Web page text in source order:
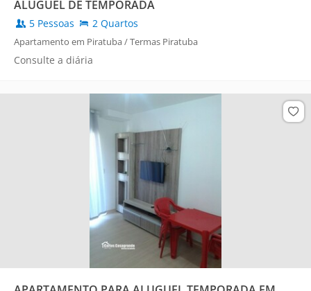
ALUGUEL DE TEMPORADA
5 Pessoas 2 Quartos
Apartamento em Piratuba / Termas Piratuba
Consulte a diária